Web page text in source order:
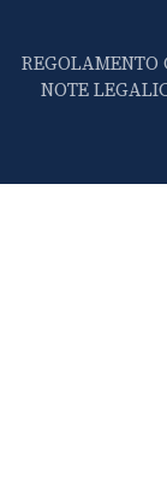
REGOLAMENTO
NOTE LEGALI